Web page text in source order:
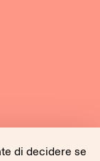
di decidere se